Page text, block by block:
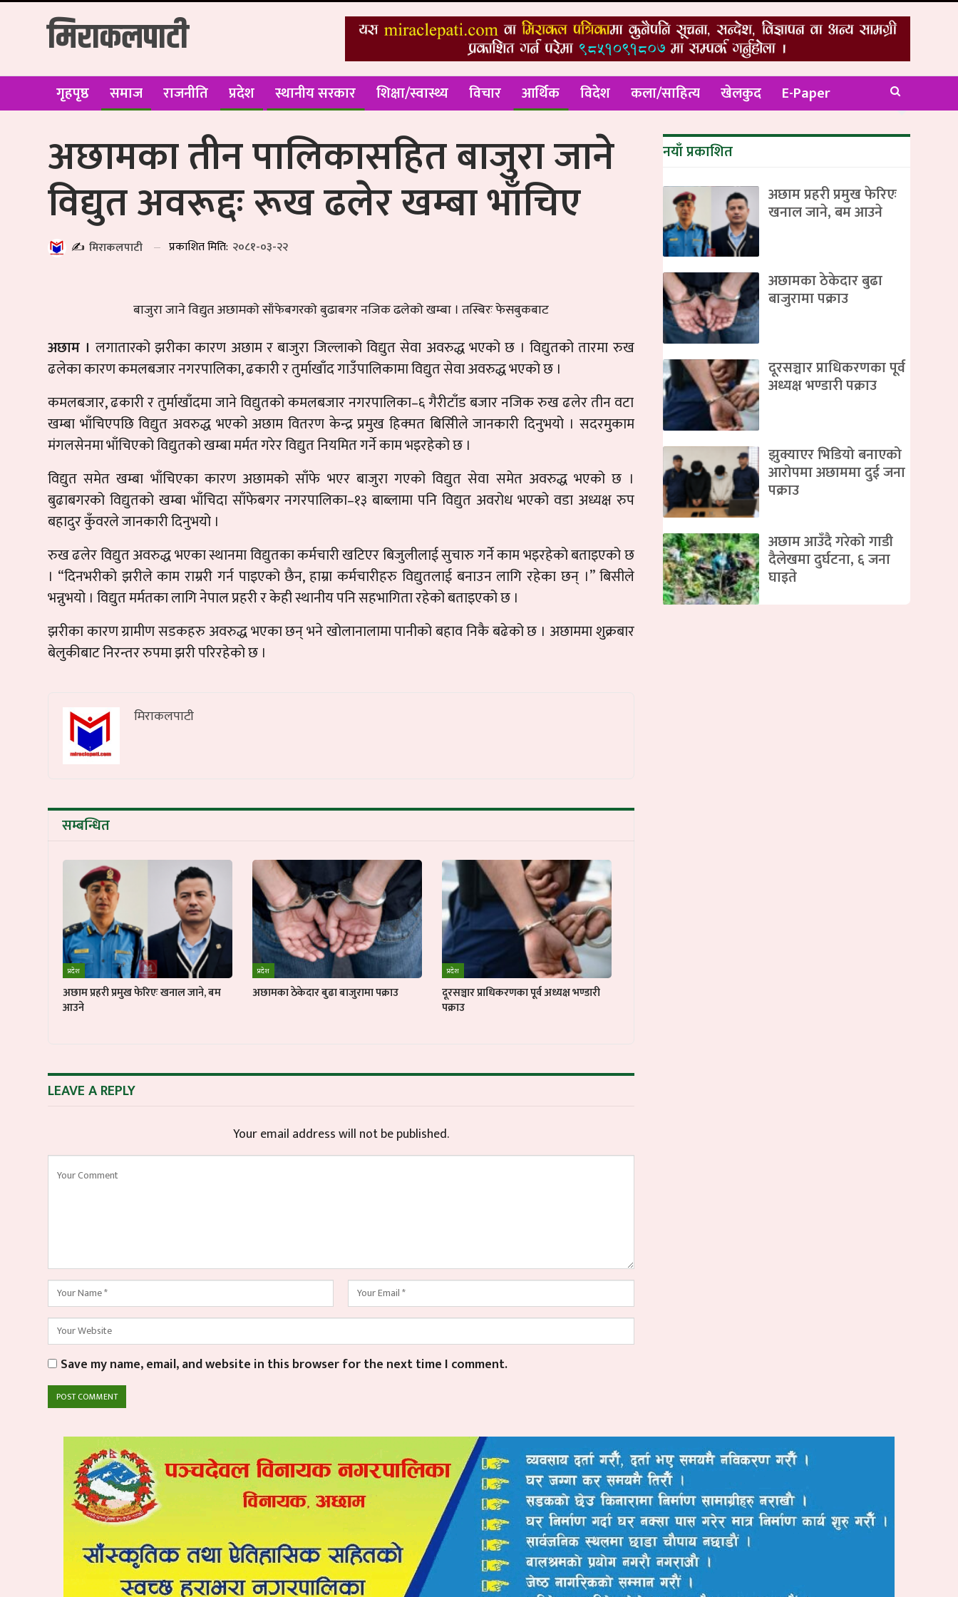
मिराकलपाटी
गृहपृष्ठ समाज राजनीति प्रदेश स्थानीय सरकार शिक्षा/स्वास्थ्य विचार आर्थिक विदेश कला/साहित्य खेलकुद E-Paper
अछामका तीन पालिकासहित बाजुरा जाने
विद्युत अवरूद्दः रूख ढलेर खम्बा भाँचिए
✍️ मिराकलपाटी प्रकाशित मिति: २०८१-०३-२२
बाजुरा जाने विद्युत अछामकाे साँफेबगरको बुढाबगर नजिक ढलेको खम्बा । तस्बिरः फेसबुकबाट
अछाम । लगातारको झरीका कारण अछाम र बाजुरा जिल्लाको विद्युत सेवा अवरुद्ध भएको छ । विद्युतको तारमा रुख
ढलेका कारण कमलबजार नगरपालिका, ढकारी र तुर्माखाँद गाउँपालिकामा विद्युत सेवा अवरुद्ध भएको छ ।
कमलबजार, ढकारी र तुर्माखाँदमा जाने विद्युतको कमलबजार नगरपालिका–६ गैरीटाँड बजार नजिक रुख ढलेर तीन वटा
खम्बा भाँचिएपछि विद्युत अवरुद्ध भएको अछाम वितरण केन्द्र प्रमुख हिक्मत बिसिीले जानकारी दिनुभयो । सदरमुकाम
मंगलसेनमा भाँचिएको विद्युतको खम्बा मर्मत गरेर विद्युत नियमित गर्ने काम भइरहेको छ ।
विद्युत समेत खम्बा भाँचिएका कारण अछामको साँफे भएर बाजुरा गएको विद्युत सेवा समेत अवरुद्ध भएको छ ।
बुढाबगरको विद्युतको खम्बा भाँचिदा साँफेबगर नगरपालिका–१३ बाब्लामा पनि विद्युत अवरोध भएको वडा अध्यक्ष रुप
बहादुर कुँवरले जानकारी दिनुभयो ।
रुख ढलेर विद्युत अवरुद्ध भएका स्थानमा विद्युतका कर्मचारी खटिएर बिजुलीलाई सुचारु गर्ने काम भइरहेको बताइएको छ
। “दिनभरीको झरीले काम राम्ररी गर्न पाइएको छैन, हाम्रा कर्मचारीहरु विद्युतलाई बनाउन लागि रहेका छन् ।” बिसीले
भन्नुभयो । विद्युत मर्मतका लागि नेपाल प्रहरी र केही स्थानीय पनि सहभागिता रहेको बताइएको छ ।
झरीका कारण ग्रामीण सडकहरु अवरुद्ध भएका छन् भने खोलानालामा पानीको बहाव निकै बढेको छ । अछाममा शुक्रबार
बेलुकीबाट निरन्तर रुपमा झरी परिरहेको छ ।
मिराकलपाटी
सम्बन्धित
प्रदेश
अछाम प्रहरी प्रमुख फेरिएः खनाल जाने, बम
आउने
प्रदेश
अछामका ठेकेदार बुढा बाजुरामा पक्राउ
प्रदेश
दूरसञ्चार प्राधिकरणका पूर्व अध्यक्ष भण्डारी
पक्राउ
LEAVE A REPLY
Your email address will not be published.
Save my name, email, and website in this browser for the next time I comment.
नयाँ प्रकाशित
अछाम प्रहरी प्रमुख फेरिएः
खनाल जाने, बम आउने
अछामका ठेकेदार बुढा
बाजुरामा पक्राउ
दूरसञ्चार प्राधिकरणका पूर्व
अध्यक्ष भण्डारी पक्राउ
झुक्याएर भिडियो बनाएको
आरोपमा अछाममा दुई जना
पक्राउ
अछाम आउँदै गरेको गाडी
दैलेखमा दुर्घटना, ६ जना
घाइते